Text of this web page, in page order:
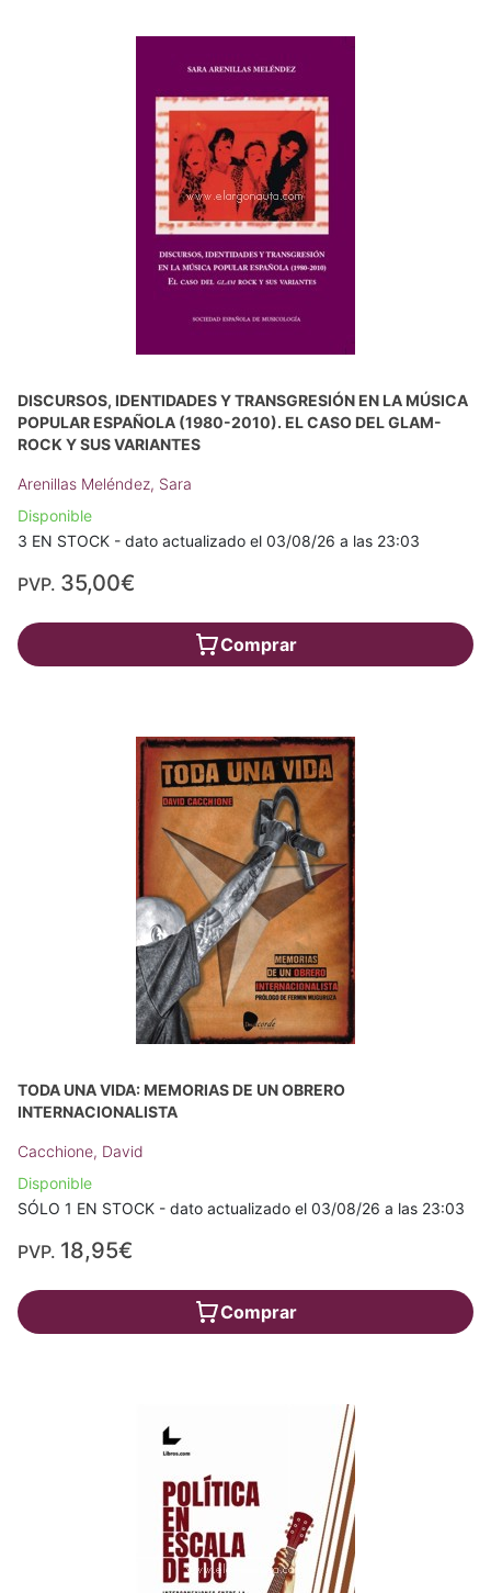
DISCURSOS, IDENTIDADES Y TRANSGRESIÓN EN LA MÚSICA
POPULAR ESPAÑOLA (1980-2010). EL CASO DEL GLAM-
ROCK Y SUS VARIANTES
Arenillas Meléndez, Sara
Disponible
3 EN STOCK - dato actualizado el 03/08/26 a las 23:03
PVP. 35,00€
Comprar
TODA UNA VIDA: MEMORIAS DE UN OBRERO
INTERNACIONALISTA
Cacchione, David
Disponible
SÓLO 1 EN STOCK - dato actualizado el 03/08/26 a las 23:03
PVP. 18,95€
Comprar